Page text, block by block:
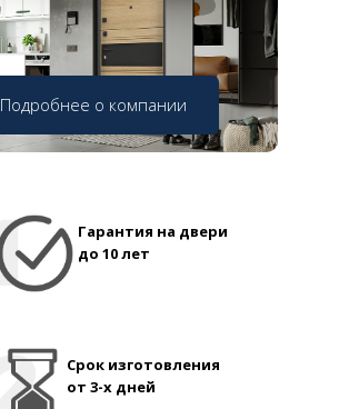
Подробнее о компании
Гарантия на двери
до 10 лет
Срок изготовления
от 3-х дней